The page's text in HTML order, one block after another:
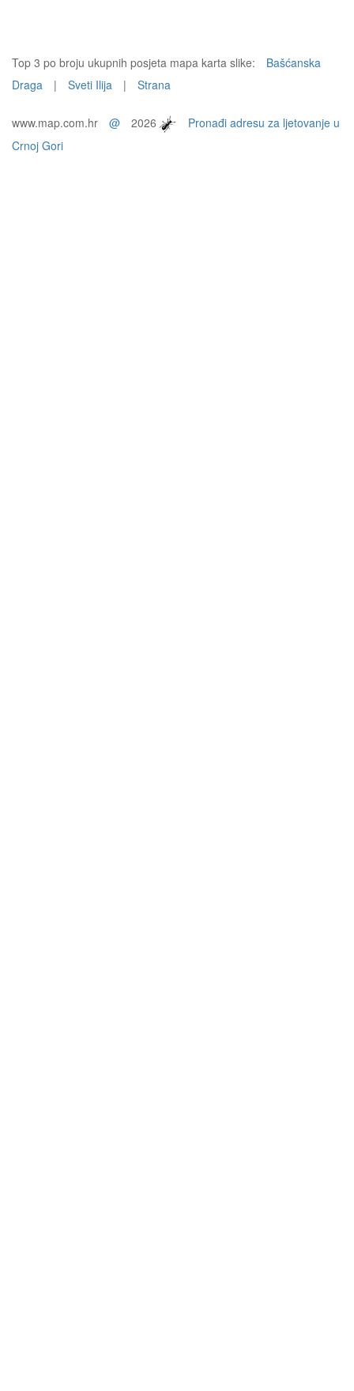
Top 3 po broju ukupnih posjeta mapa karta slike:
Bašćanska
Draga
| Sveti Ilija | Strana
www.map.com.hr @ 2026
Pronađi adresu za ljetovanje u
Crnoj Gori